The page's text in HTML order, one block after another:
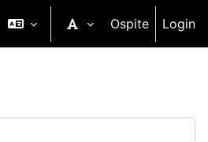
Ospite Login